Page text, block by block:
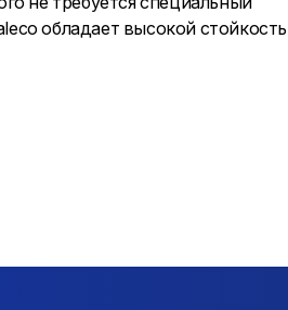
обладает высокой